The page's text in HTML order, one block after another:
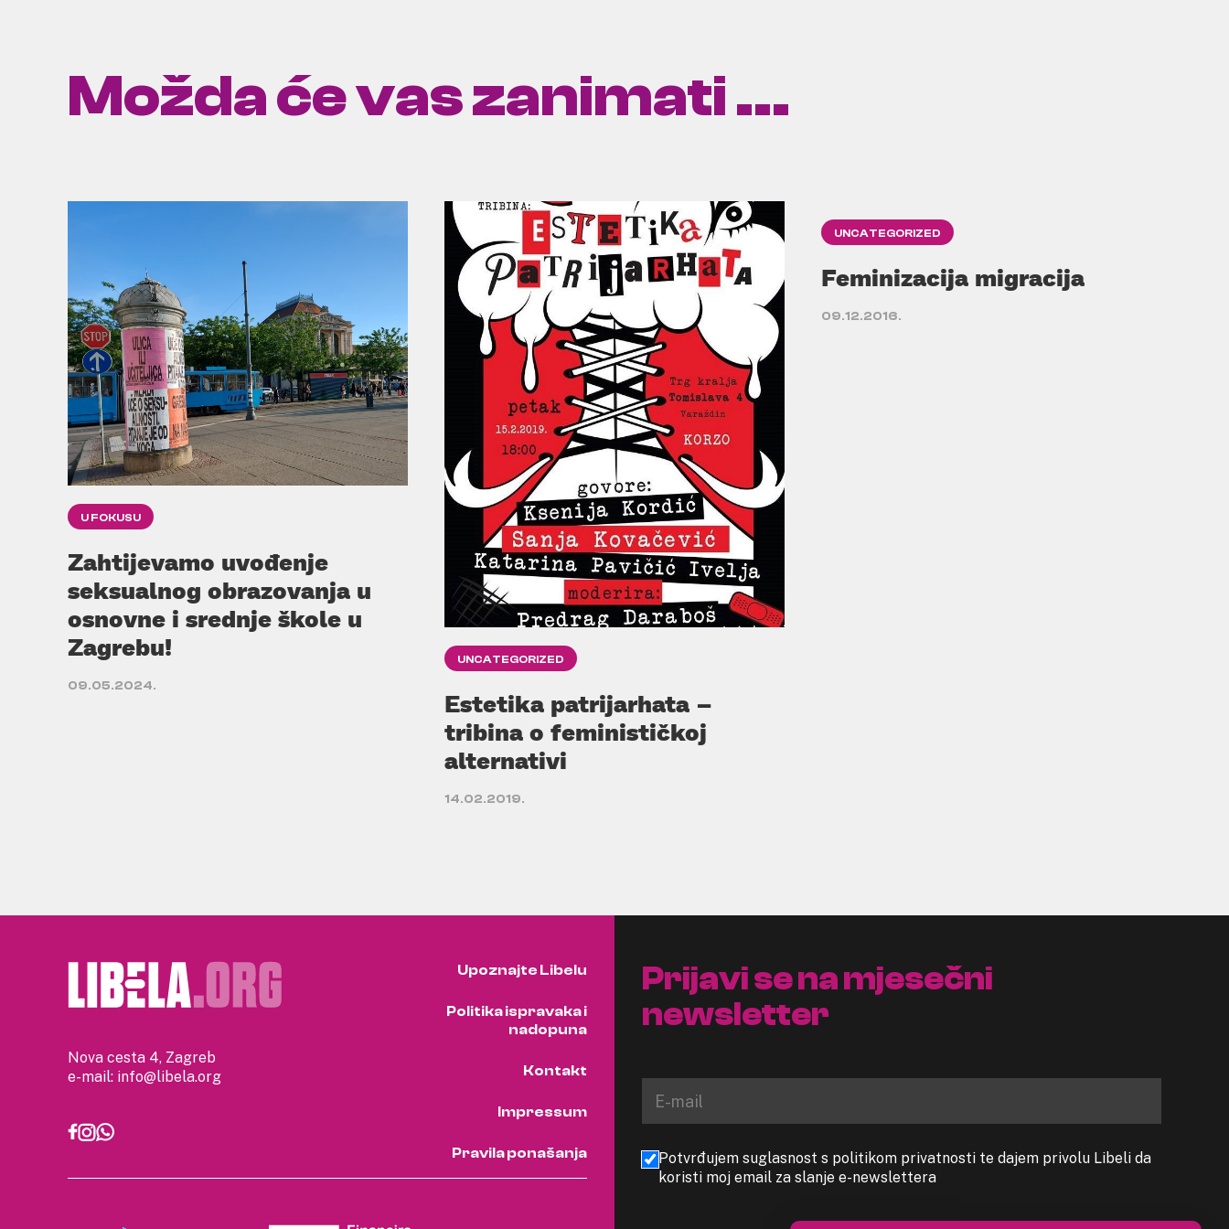
Možda će vas zanimati ...
U FOKUSU
Zahtijevamo uvođenje
seksualnog obrazovanja u
osnovne i srednje škole u
Zagrebu!
09.05.2024.
UNCATEGORIZED
Estetika patrijarhata –
tribina o feminističkoj
alternativi
14.02.2019.
UNCATEGORIZED
Feminizacija migracija
09.12.2016.
Nova cesta 4, Zagreb
e-mail: info@libela.org
Upoznajte Libelu
Politika ispravaka i
nadopuna
Kontakt
Impressum
Pravila ponašanja
Prijavi se na mjesečni
newsletter
Potvrđujem suglasnost s politikom privatnosti te dajem privolu Libeli da
koristi moj email za slanje e-newslettera